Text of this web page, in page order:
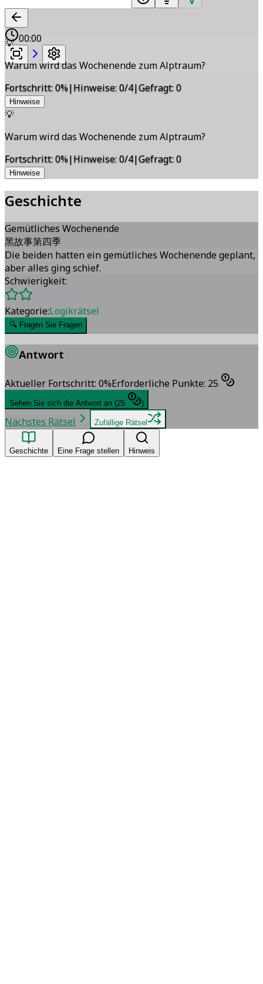
00:00
💡
Warum wird das Wochenende zum Alptraum?
Fortschritt:0%|Hinweise:0/4|Gefragt:0
Hinweise
💡
Warum wird das Wochenende zum Alptraum?
Fortschritt:0%|Hinweise:0/4|Gefragt:0
Hinweise
Geschichte
Gemütliches Wochenende
黑故事第四季
Die beiden hatten ein gemütliches Wochenende geplant,
aber alles ging schief.
Schwierigkeit:
Kategorie:Logikrätsel
🔍 Fragen Sie Fragen
Antwort
Aktueller Fortschritt: 0%Erforderliche Punkte: 25
Sehen Sie sich die Antwort an (25 )
Nächstes Rätsel Zufällige Rätsel
Geschichte Eine Frage stellen Hinweis